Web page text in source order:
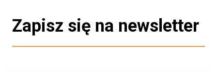
Zapisz się na newsletter